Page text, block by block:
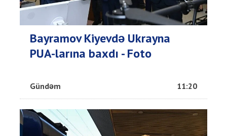
Bayramov Kiyevdə Ukrayna
PUA-larına baxdı - Foto
Gündəm 11:20